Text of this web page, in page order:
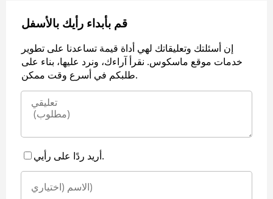
قم بأبداء رأيك بالأسفل
إن أسئلتك وتعليقاتك لهي أداة قيمة تساعدنا على تطوير
خدمات موقع ماسكوس. نقرأ آراءك، ونرد عليها، بناء على
طلبكم في أسرع وقت ممكن.
أريد ردًا على رأيي.